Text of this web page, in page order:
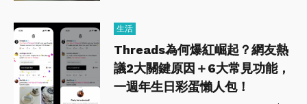
生活
Threads為何爆紅崛起？網友熱
議2大關鍵原因＋6大常見功能，
一週年生日彩蛋懶人包！